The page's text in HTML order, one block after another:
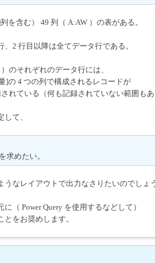
を含む） 49 列（ A:AW ）の表がある。
、2 行目以降は全てデータ行である。
のそれぞれのデータ行には、
の 4 つの列で構成されるレコードが
れている（何も記録されていない範囲も
て、
求めたい。
うなレイアウトで出力なさりたいのでしょ
（ Power Query を使用するなどして）
をお奨めします。